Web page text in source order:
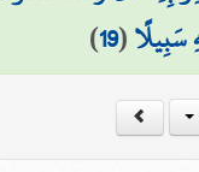
سَبِيلًا(
19
)